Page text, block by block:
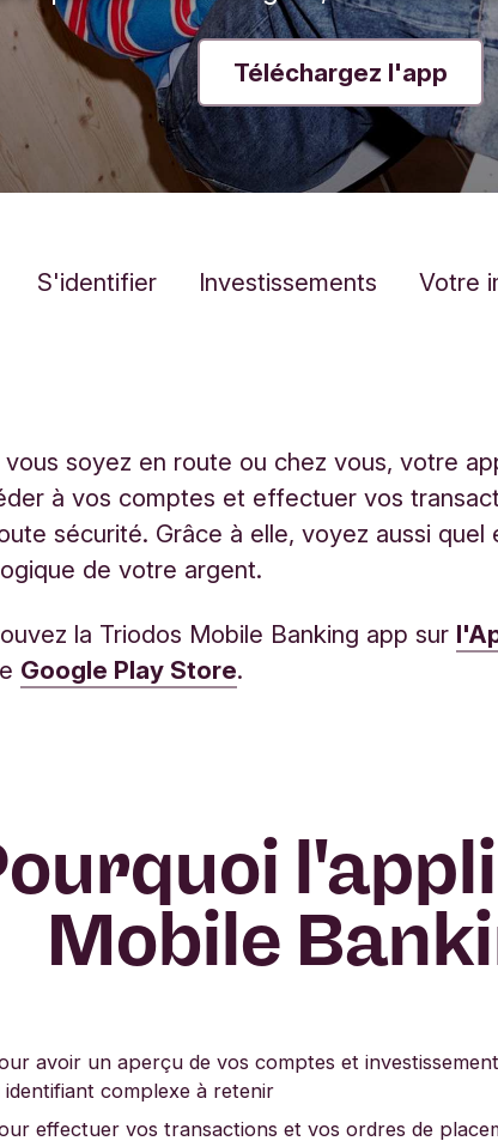
Téléchargez l'app
S'identifier Investissements Votre
vous soyez en route ou chez vous, votre
à vos comptes et effectuer vos
sécurité. Grâce à elle, voyez aussi quel
de votre argent.
la Triodos Mobile Banking app sur
Google Play Store.
Mobile
avoir un aperçu de vos comptes et
identifiant complexe à retenir
effectuer vos transactions et vos ordres de